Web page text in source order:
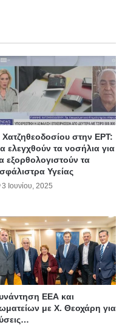
Χατζηθεοδοσίου στην ΕΡΤ:
ελεγχθούν τα νοσήλια για
εξορθολογιστούν τα
Υγείας
3 Ιουνίου, 2025
ΕΕΑ και
με Χ. Θεοχάρη για